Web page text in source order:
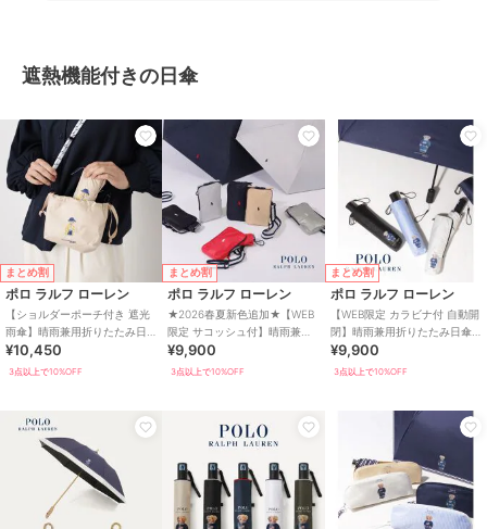
遮熱機能付きの日傘
まとめ割
ポロ ラルフ ローレン
【ショルダーポーチ付き 遮光
雨傘】晴雨兼用折りたたみ日
傘 楽折5段ミニ ポロベア 遮光
遮熱 UV
¥10,450
3点以上で10%OFF
まとめ割
ポロ ラルフ ローレン
★2026春夏新色追加★【WEB
限定 サコッシュ付】晴雨兼用
折りたたみ傘 ポロポニー 遮光
遮熱
¥9,900
3点以上で10%OFF
まとめ割
ポロ ラルフ ローレン
【WEB限定 カラビナ付 自動開
閉】晴雨兼用折りたたみ日傘
ポロベア 遮光率100％ 遮熱 UV
¥9,900
3点以上で10%OFF